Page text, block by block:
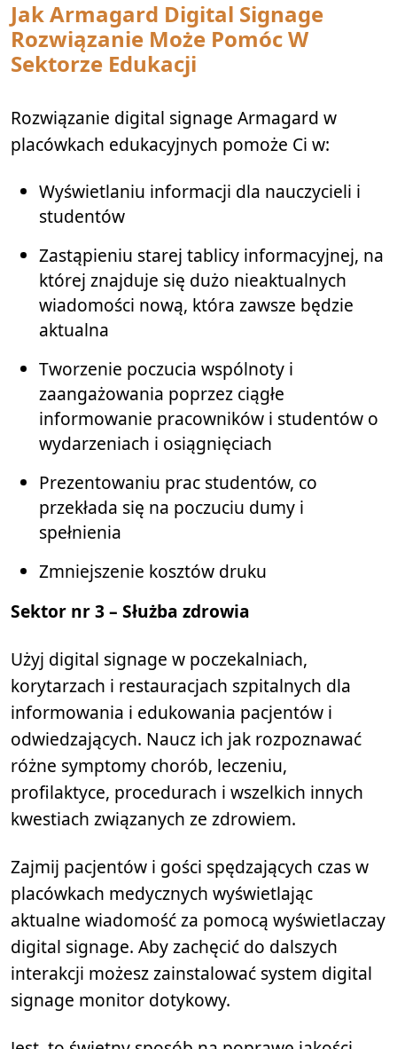
JakArmagard Digital Signage
Rozwiązanie Może Pomóc W
Sektorze Edukacji
Rozwiązanie digital signage Armagard w
placówkach edukacyjnych pomoże Ci w:
Wyświetlaniu informacji dla nauczycieli i
studentów
Zastąpieniu starej tablicy informacyjnej, na
której znajduje się dużo nieaktualnych
wiadomości nową, która zawsze będzie
aktualna
Tworzenie poczucia wspólnoty i
zaangażowania poprzez ciągłe
informowanie pracowników i studentów o
wydarzeniach i osiągnięciach
Prezentowaniu prac studentów, co
przekłada się na poczuciu dumy i
spełnienia
Zmniejszenie kosztów druku
Sektor nr 3 – Służba zdrowia
Użyj digital signage w poczekalniach,
korytarzach i restauracjach szpitalnych dla
informowania i edukowania pacjentów i
odwiedzających. Naucz ich jak rozpoznawać
różne symptomy chorób, leczeniu,
profilaktyce, procedurach i wszelkich innych
kwestiach związanych ze zdrowiem.
Zajmij pacjentów i gości spędzających czas w
placówkach medycznych wyświetlając
aktualne wiadomość za pomocą wyświetlaczay
digital signage. Aby zachęcić do dalszych
interakcji możesz zainstalować system digital
signage monitor dotykowy.